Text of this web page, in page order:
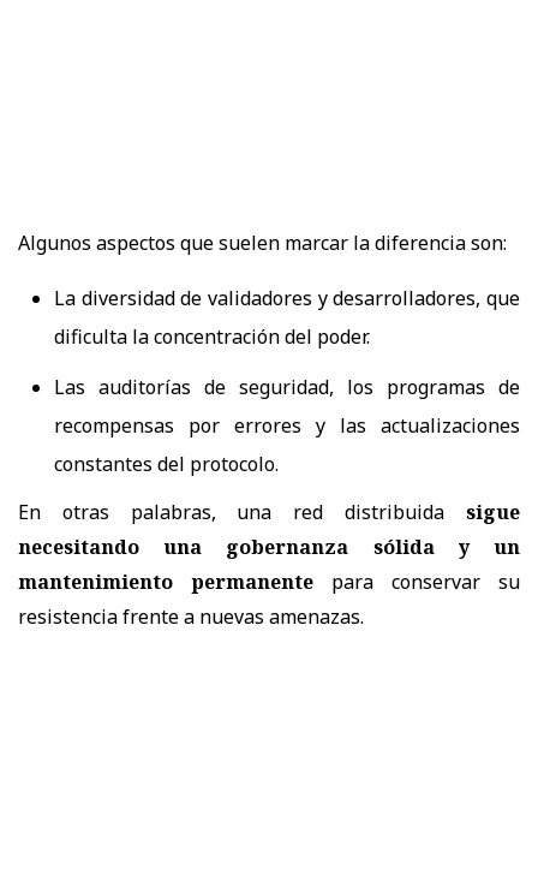
Algunos aspectos que suelen marcar la diferencia son:
La diversidad de validadores y desarrolladores, que
dificulta la concentración del poder.
Las auditorías de seguridad, los programas de
recompensas por errores y las actualizaciones
constantes del protocolo.
En otras palabras, una red distribuida sigue
necesitando una gobernanza sólida y un
mantenimiento permanente para conservar su
resistencia frente a nuevas amenazas.